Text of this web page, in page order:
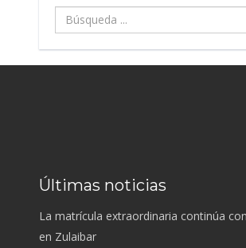
Búsqueda
...
Últimas noticias
La matrícula extraordinaria continúa
en Zulaibar